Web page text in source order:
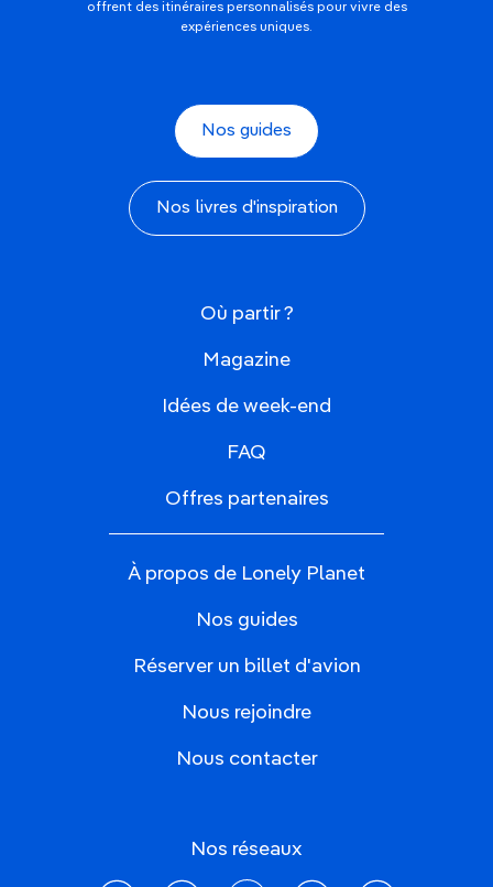
offrent des itinéraires personnalisés pour vivre des
expériences uniques.
Nos guides
Nos livres d'inspiration
Où partir ?
Magazine
Idées de week-end
FAQ
Offres partenaires
À propos de Lonely Planet
Nos guides
Réserver un billet d'avion
Nous rejoindre
Nous contacter
Nos réseaux